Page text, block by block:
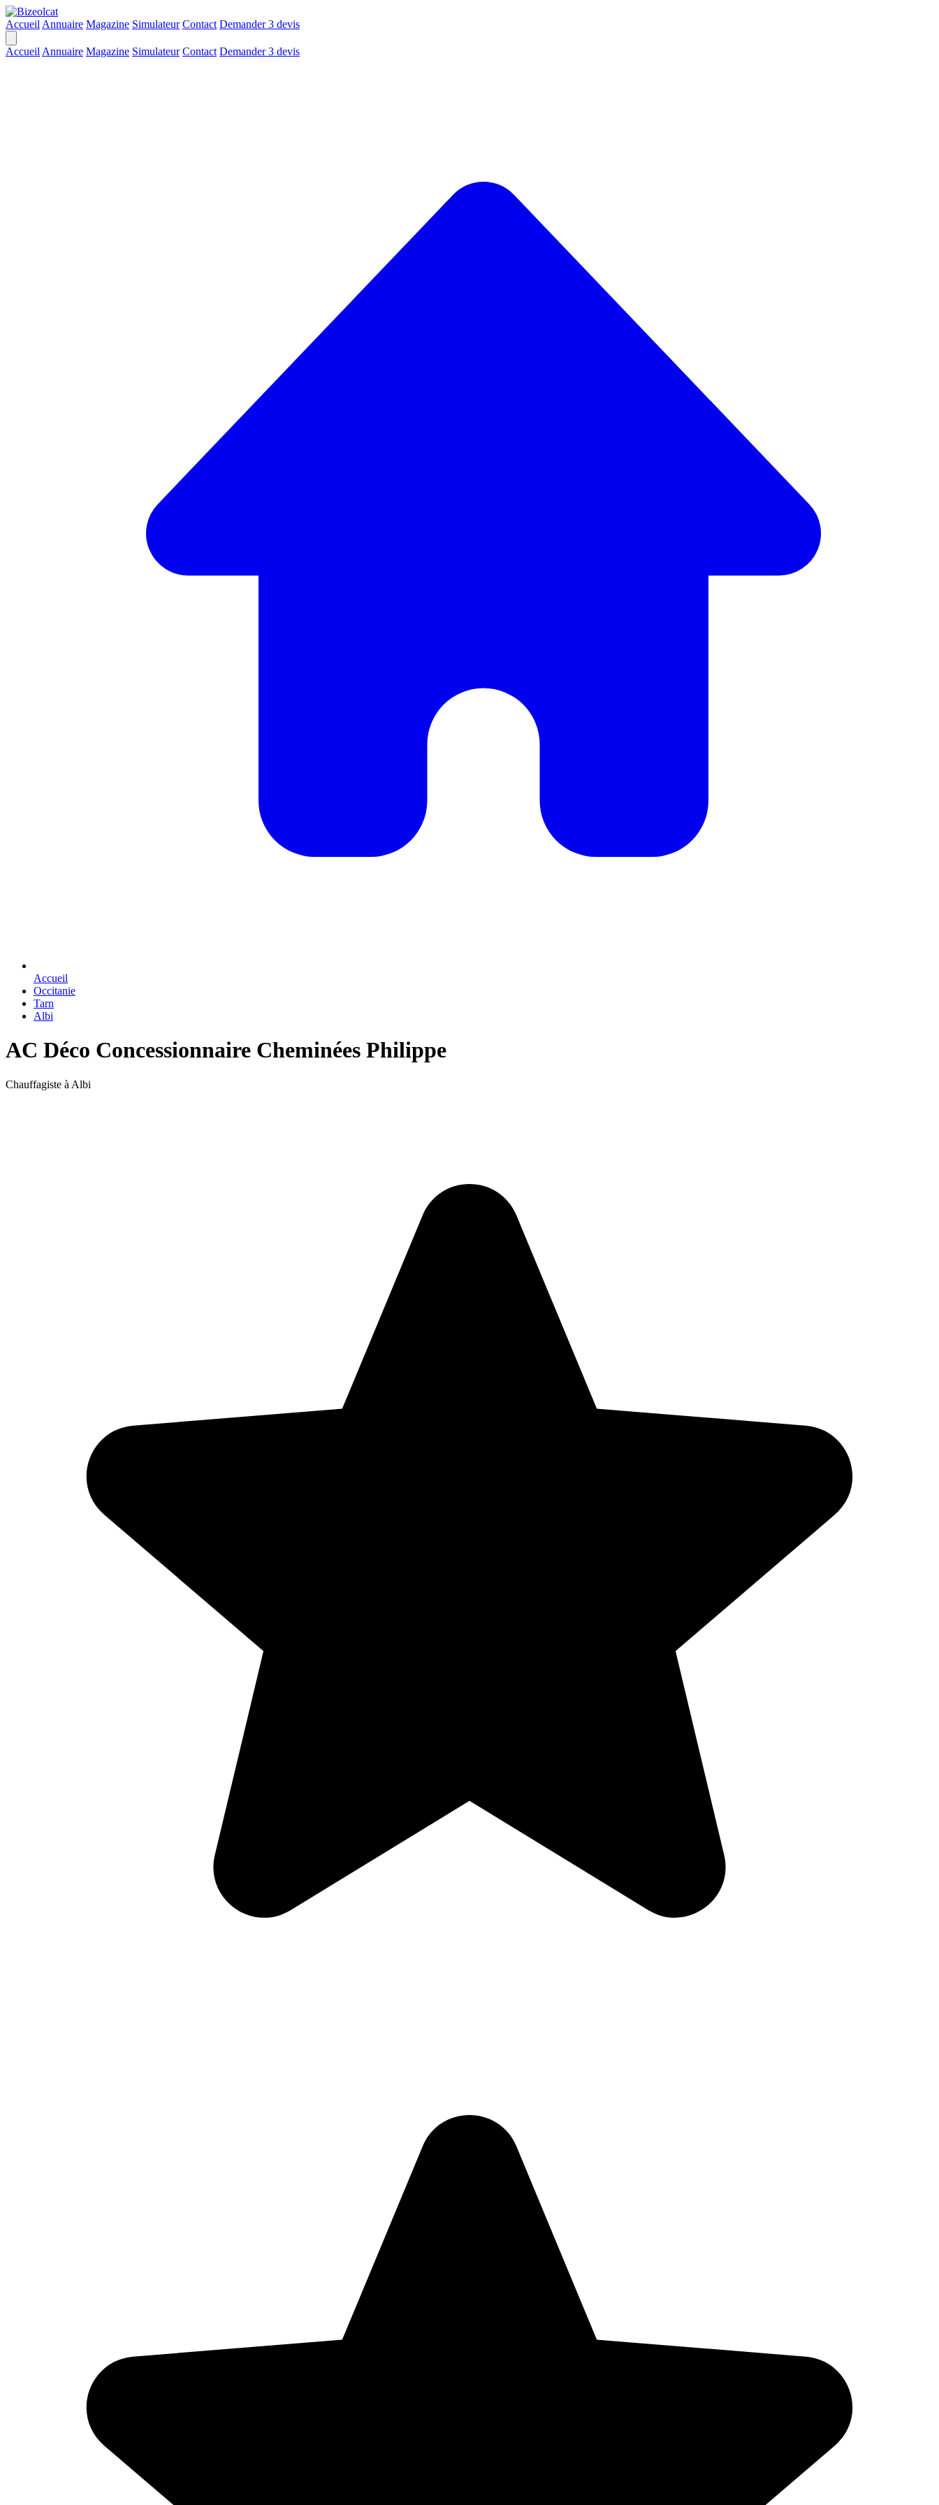
Accueil Annuaire Magazine Simulateur Contact Demander 3 devis
Accueil Annuaire Magazine Simulateur Contact Demander 3 devis
Accueil
Occitanie
Tarn
Albi
AC Déco Concessionnaire Cheminées Philippe
Chauffagiste à Albi